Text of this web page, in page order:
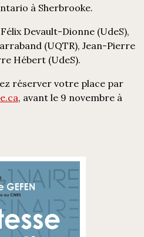
à Sherbrooke.
Devault-Dionne (UdeS),
(UQTR), Jean-Pierre
Hébert (UdeS).
réserver votre place par
, avant le 9 novembre à